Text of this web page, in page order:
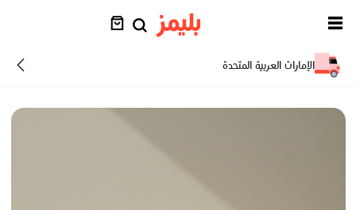
الإمارات العربية المتحدة